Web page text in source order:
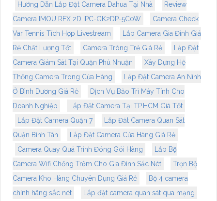
Hướng Dẫn Lắp Đặt Camera Dahua Tại Nhà
Review
Camera IMOU REX 2D IPC-GK2DP-5C0W
Camera Check
Var Tennis Tích Hợp Livestream
Lắp Camera Gia Đình Giá
Rẻ Chất Lượng Tốt
Camera Trông Trẻ Giá Rẻ
Lắp Đặt
Camera Giám Sát Tại Quận Phú Nhuận
Xây Dựng Hệ
Thống Camera Trong Cửa Hàng
Lắp Đặt Camera An Ninh
Ở Bình Dương Giá Rẻ
Dịch Vụ Bảo Trì Máy Tính Cho
Doanh Nghiệp
Lắp Đặt Camera Tại TP.HCM Giá Tốt
Lắp Đặt Camera Quận 7
Lắp Đăt Camera Quan Sát
Quận Bình Tân
Lắp Đặt Camera Cửa Hàng Giá Rẻ
Camera Quay Quá Trình Đóng Gói Hàng
Lắp Bộ
Camera Wifi Chống Trộm Cho Gia Đình Sắc Nét
Trọn Bộ
Camera Kho Hàng Chuyên Dụng Giá Rẻ
Bộ 4 camera
chính hãng sắc nét
Lắp đặt camera quan sát qua mạng